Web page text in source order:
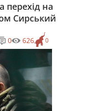
перехід на
Сирський
0
0 626